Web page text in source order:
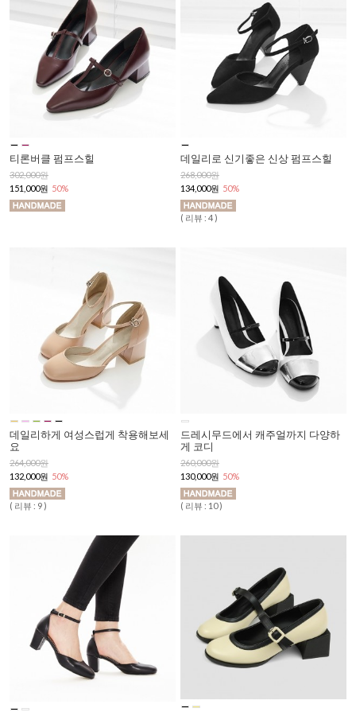
티론버클 펌프스힐
302,000원
151,000원 50%
데일리로 신기좋은 신상 펌프스힐
268,000원
134,000원 50%
( 리뷰 : 4 )
데일리하게 여성스럽게 착용해보세
요
264,000원
132,000원 50%
( 리뷰 : 9 )
드레시무드에서 캐주얼까지 다양하
게 코디
260,000원
130,000원 50%
( 리뷰 : 10 )